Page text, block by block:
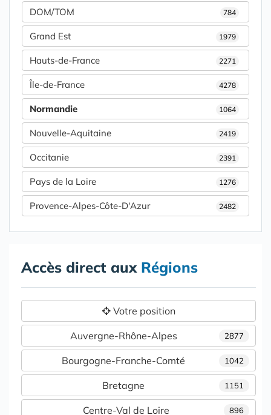
DOM/TOM 784
Grand Est 1979
Hauts-de-France 2271
Île-de-France 4278
Normandie 1064
Nouvelle-Aquitaine 2419
Occitanie 2391
Pays de la Loire 1276
Provence-Alpes-Côte-D'Azur 2482
Accès direct aux Régions
Votre position
2877
Auvergne-Rhône-Alpes
1042
Bourgogne-Franche-Comté
1151
Bretagne
896
Centre-Val de Loire